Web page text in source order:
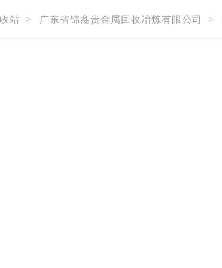
站 > 广东省锦鑫贵金属回收冶炼有限公司 >